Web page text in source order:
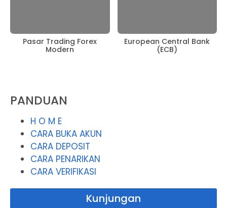
Pasar Trading Forex
Modern
European Central Bank
(ECB)
PANDUAN
H O M E
CARA BUKA AKUN
CARA DEPOSIT
CARA PENARIKAN
CARA VERIFIKASI
Kunjungan